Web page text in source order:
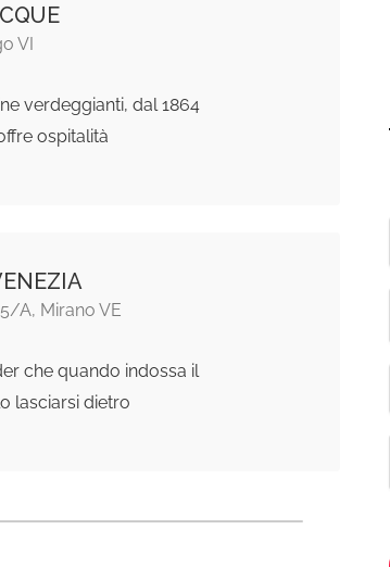
VI
verdeggianti, dal 1864
ospitalità
A, Mirano VE
che quando indossa il
lasciarsi dietro